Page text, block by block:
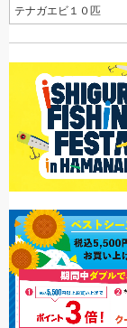
テナガエビ１０匹